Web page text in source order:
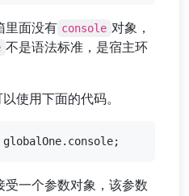
里面没有 console 对象，
不是语法标准，是宿主环
使用下面的代码。
受一个参数对象，该参数